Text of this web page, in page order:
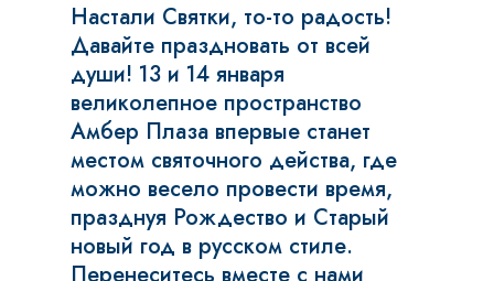
Настали Святки, то-то радость!
Давайте праздновать от всей
души! 13 и 14 января
великолепное пространство
Амбер Плаза впервые станет
местом святочного действа, где
можно весело провести время,
празднуя Рождество и Старый
новый год в русском стиле.